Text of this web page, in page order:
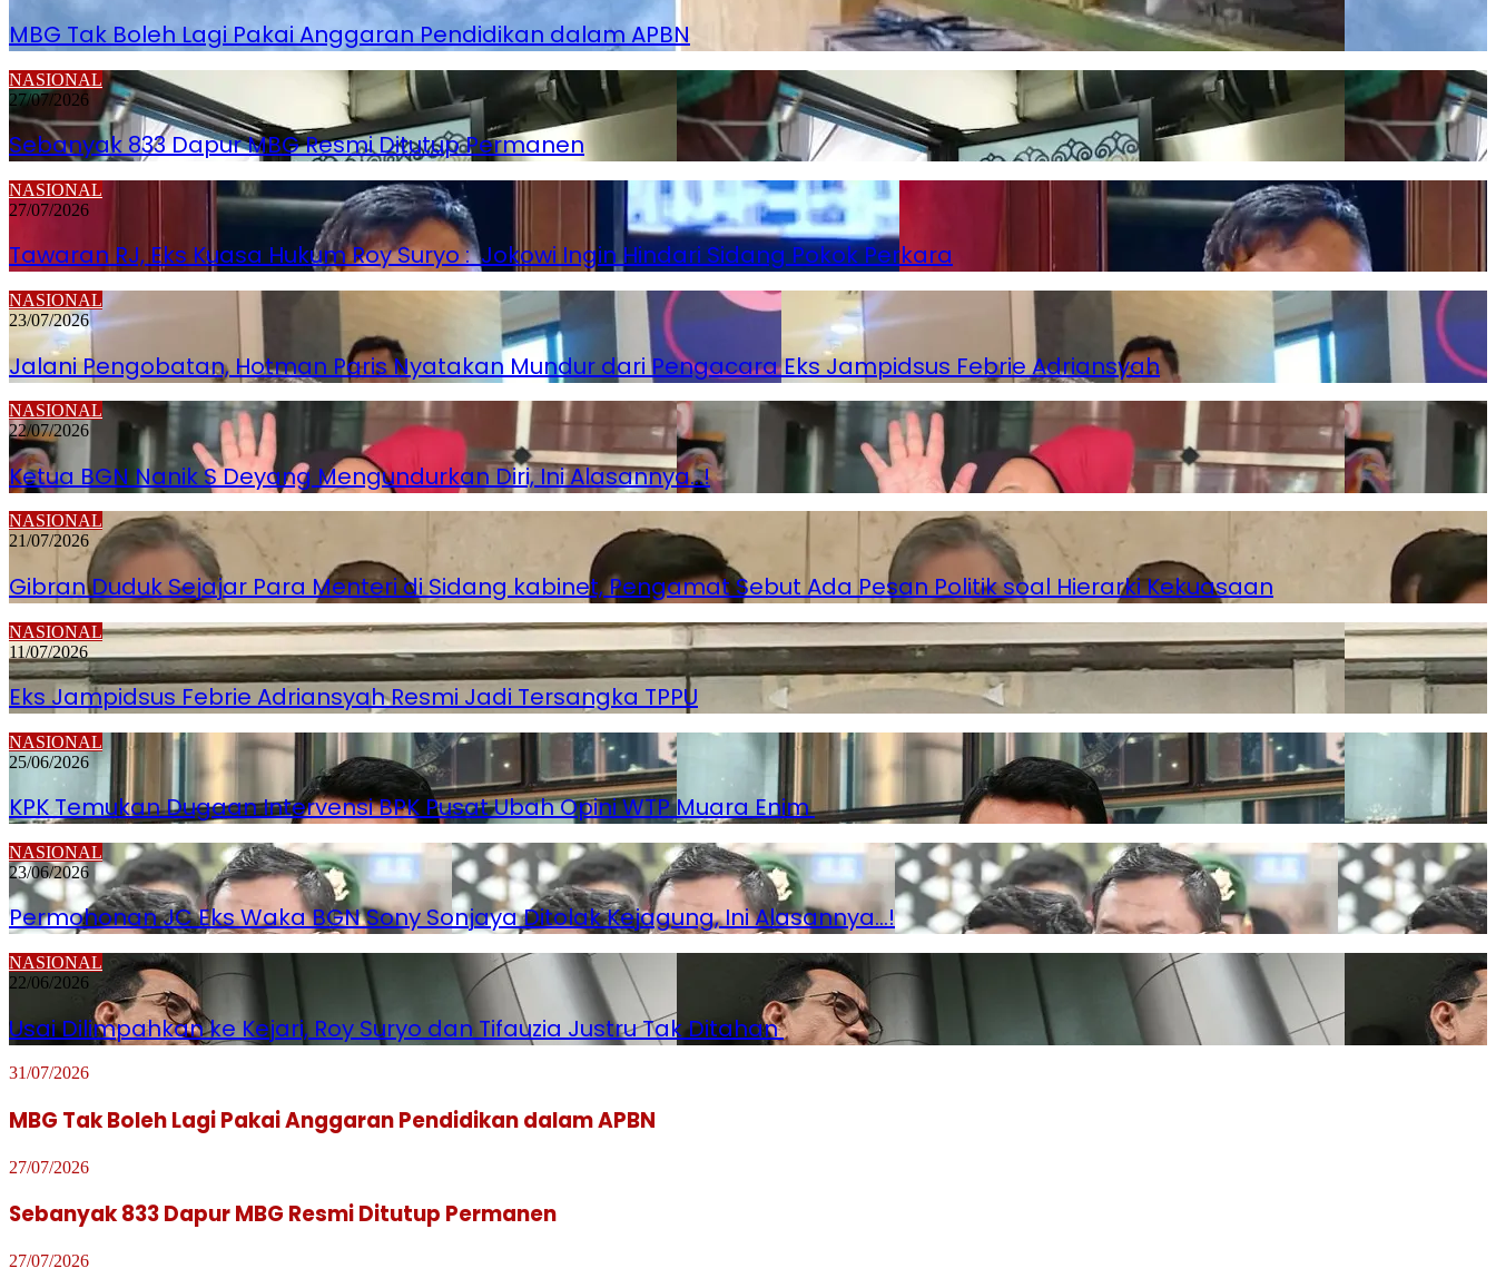
MBG Tak Boleh Lagi Pakai Anggaran Pendidikan dalam APBN
NASIONAL
27/07/2026
Sebanyak 833 Dapur MBG Resmi Ditutup Permanen
NASIONAL
27/07/2026
Tawaran RJ, Eks Kuasa Hukum Roy Suryo : Jokowi Ingin Hindari Sidang Pokok Perkara
NASIONAL
23/07/2026
Jalani Pengobatan, Hotman Paris Nyatakan Mundur dari Pengacara Eks Jampidsus Febrie Adriansyah
NASIONAL
22/07/2026
Ketua BGN Nanik S Deyang Mengundurkan Diri, Ini Alasannya…!
NASIONAL
21/07/2026
Gibran Duduk Sejajar Para Menteri di Sidang kabinet, Pengamat Sebut Ada Pesan Politik soal Hierarki Kekuasaan
NASIONAL
11/07/2026
Eks Jampidsus Febrie Adriansyah Resmi Jadi Tersangka TPPU
NASIONAL
25/06/2026
KPK Temukan Dugaan Intervensi BPK Pusat Ubah Opini WTP Muara Enim
NASIONAL
23/06/2026
Permohonan JC Eks Waka BGN Sony Sonjaya Ditolak Kejagung, Ini Alasannya…!
NASIONAL
22/06/2026
Usai Dilimpahkan ke Kejari, Roy Suryo dan Tifauzia Justru Tak Ditahan
31/07/2026
MBG Tak Boleh Lagi Pakai Anggaran Pendidikan dalam APBN
27/07/2026
Sebanyak 833 Dapur MBG Resmi Ditutup Permanen
27/07/2026